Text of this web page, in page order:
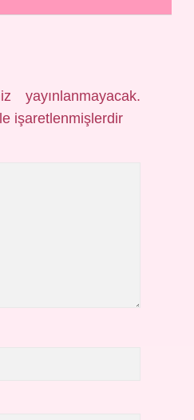
yayınlanmayacak.
işaretlenmişlerdir